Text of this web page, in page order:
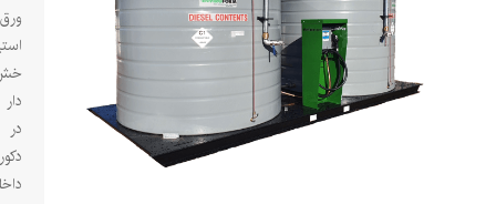
دکوراسیون